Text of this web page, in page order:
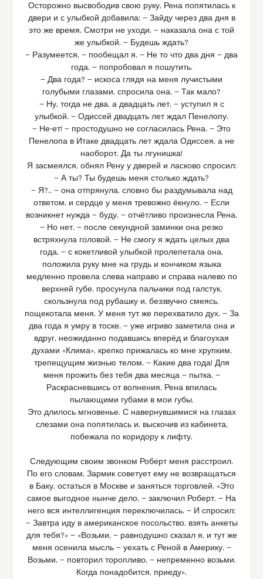
Осторожно высвободив свою руку, Рена попятилась к
двери и с улыбкой добавила: — Зайду через два дня в
это же время. Смотри не уходи, — наказала она с той
же улыбкой. — Будешь ждать?
— Разумеется, — пообещал я. — Не то что два дня — два
года, — попробовал я пошутить.
— Два года? — искоса глядя на меня лучистыми
голубыми глазами, спросила она. — Так мало?
— Ну, тогда не два, а двадцать лет, — уступил я с
улыбкой. — Одиссей двадцать лет ждал Пенелопу.
— Не-ет! — простодушно не согласилась Рена. — Это
Пенелопа в Итаке двадцать лет ждала Одиссея, а не
наоборот. Да ты лгунишка!
Я засмеялся, обнял Рену у дверей и ласково спросил:
— А ты? Ты будешь меня столько ждать?
— Я?.. — она отпрянула, словно бы раздумывала над
ответом, и сердце у меня тревожно ёкнуло. — Если
возникнет нужда — буду, — отчётливо произнесла Рена.
— Но нет, — после секундной заминки она резко
встряхнула головой. — Не смогу я ждать целых два
года, — с кокетливой улыбкой пролепетала она,
положила руку мне на грудь и кончиком языка
медленно провела слева направо и справа налево по
верхней губе, просунула пальчики под галстук,
скользнула под рубашку и, беззвучно смеясь,
пощекотала меня. У меня тут же перехватило дух. — За
два года я умру в тоске, — уже игриво заметила она и
вдруг, неожиданно подавшись вперёд и благоухая
духами «Клима», крепко прижалась ко мне хрупким,
трепещущим жизнью телом. — Какие два года! Для
меня прожить без тебя два месяца — пытка. —
Раскрасневшись от волнения, Рена впилась
пылающими губами в мои губы.
Это длилось мгновенье. С навернувшимися на глазах
слезами она попятилась и, выскочив из кабинета,
побежала по коридору к лифту.
Следующим своим звонком Роберт меня расстроил.
По его словам, Зармик советует ему не возвращаться
в Баку, остаться в Москве и заняться торговлей. «Это
самое выгодное нынче дело, — заключил Роберт. — На
него вся интеллигенция переключилась. — И спросил:
— Завтра иду в американское посольство, взять анкеты
для тебя?» — «Возьми, — равнодушно сказал я, и тут же
меня осенила мысль — уехать с Реной в Америку. —
Возьми, — повторил торопливо, — непременно возьми.
Когда понадобится, приеду».